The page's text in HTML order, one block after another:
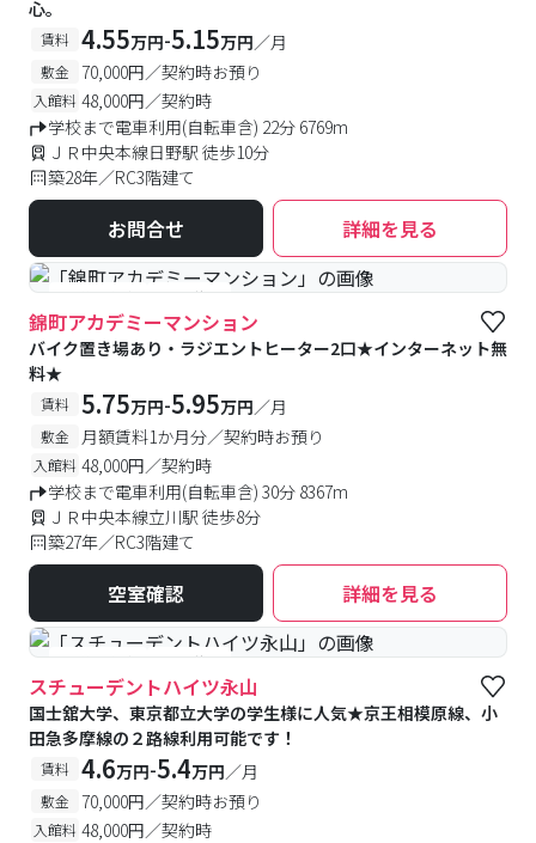
心。
賃料 4.55万円-5.15万円／月
敷金 70,000円／契約時お預り
入館料 48,000円／契約時
学校まで電車利用(自転車含) 22分 6769m
ＪＲ中央本線日野駅 徒歩10分
築28年／RC3階建て
お問合せ 詳細を見る
#予約受付中 #空室待ち
錦町アカデミーマンション
バイク置き場あり・ラジエントヒーター2口★インターネット無
料★
賃料 5.75万円-5.95万円／月
敷金 月額賃料1か月分／契約時お預り
入館料 48,000円／契約時
学校まで電車利用(自転車含) 30分 8367m
ＪＲ中央本線立川駅 徒歩8分
築27年／RC3階建て
空室確認 詳細を見る
#予約受付中 #空室待ち
スチューデントハイツ永山
国士舘大学、東京都立大学の学生様に人気★京王相模原線、小
田急多摩線の２路線利用可能です！
賃料 4.6万円-5.4万円／月
敷金 70,000円／契約時お預り
入館料 48,000円／契約時